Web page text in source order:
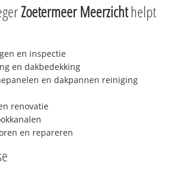
Zoetermeer Meerzichthelpt
en inspectie
en dakbedekking
en dakpannen reiniging
renovatie
en repareren